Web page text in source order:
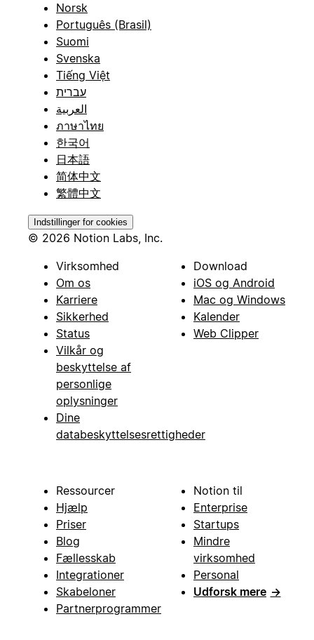
Norsk
Português (Brasil)
Suomi
Svenska
Tiếng Việt
עברית
العربية
ภาษาไทย
한국어
日本語
简体中文
繁體中文
Indstillinger for cookies
© 2026 Notion Labs, Inc.
Virksomhed
Om os
Karriere
Sikkerhed
Status
Vilkår og
beskyttelse af
personlige
oplysninger
Dine
databeskyttelsesrettigheder
Download
iOS og Android
Mac og Windows
Kalender
Web Clipper
Ressourcer
Hjælp
Priser
Blog
Fællesskab
Integrationer
Skabeloner
Partnerprogrammer
Notion til
Enterprise
Startups
Mindre
virksomhed
Personal
Udforsk mere →